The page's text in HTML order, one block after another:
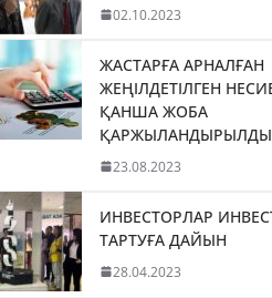
02.10.2023
ЖАСТАРҒА АРНАЛҒАН
ЖЕҢІЛДЕТІЛГЕН
ҚАНША ЖОБА
23.08.2023
ИНВЕСТОРЛАР
ТАРТУҒА ДАЙЫН
28.04.2023